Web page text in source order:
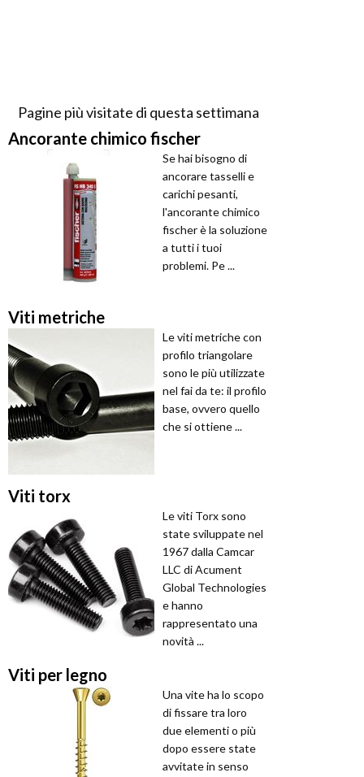
Pagine più visitate di questa settimana
Ancorante chimico fischer
Se hai bisogno di
ancorare tasselli e
carichi pesanti,
l'ancorante chimico
fischer è la soluzione
a tutti i tuoi
problemi. Pe ...
Viti metriche
Le viti metriche con
profilo triangolare
sono le più utilizzate
nel fai da te: il profilo
base, ovvero quello
che si ottiene ...
Viti torx
Le viti Torx sono
state sviluppate nel
1967 dalla Camcar
LLC di Acument
Global Technologies
e hanno
rappresentato una
novità ...
Viti per legno
Una vite ha lo scopo
di fissare tra loro
due elementi o più
dopo essere state
avvitate in senso